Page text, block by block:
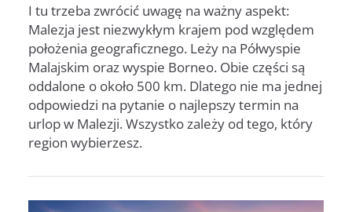
I tu trzeba zwrócić uwagę na ważny aspekt:
Malezja jest niezwykłym krajem pod względem
położenia geograficznego. Leży na Półwyspie
Malajskim oraz wyspie Borneo. Obie części są
oddalone o około 500 km. Dlatego nie ma jednej
odpowiedzi na pytanie o najlepszy termin na
urlop w Malezji. Wszystko zależy od tego, który
region wybierzesz.